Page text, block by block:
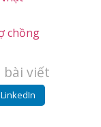
chồng
viết
LinkedIn